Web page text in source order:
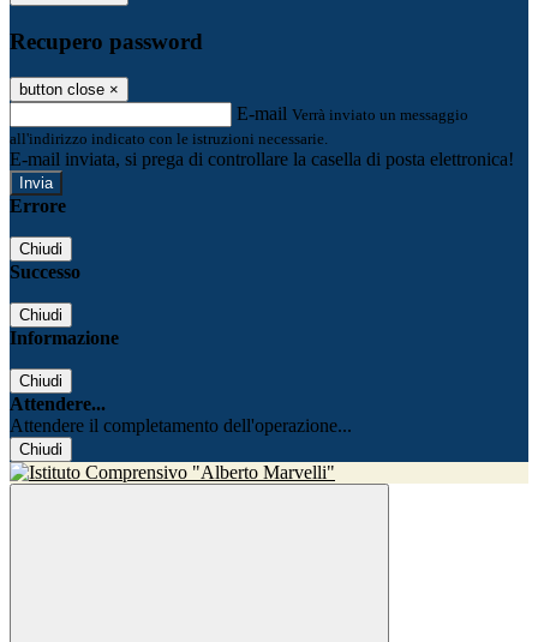
Recupero password
button close ×
E-mail Verrà inviato un messaggio
all'indirizzo indicato con le istruzioni necessarie.
E-mail inviata, si prega di controllare la casella di posta elettronica!
Errore
Chiudi
Successo
Chiudi
Informazione
Chiudi
Attendere...
Attendere il completamento dell'operazione...
Chiudi